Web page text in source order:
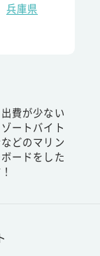
兵庫県
費が少ない
ートバイト
どのマリン
ードをした